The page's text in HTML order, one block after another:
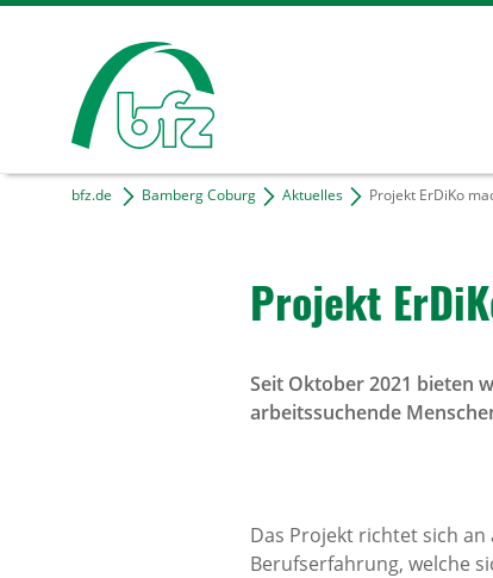
bfz.de Bamberg Coburg Aktuelles Projekt ErDiKo
Projekt
Seit Oktober 2021 bieten
arbeitssuchende
Das Projekt richtet sich
Berufserfahrung, welche